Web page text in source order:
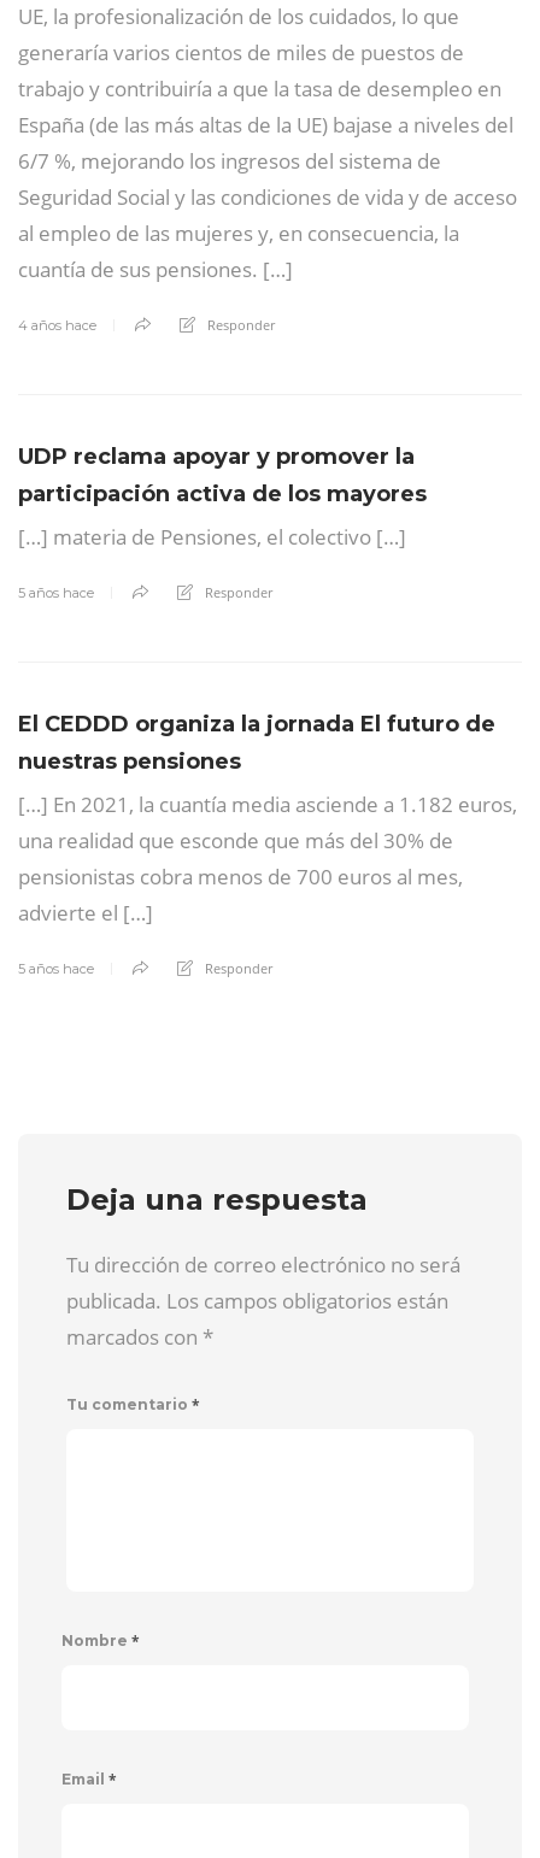
UE, la profesionalización de los cuidados, lo que
generaría varios cientos de miles de puestos de
trabajo y contribuiría a que la tasa de desempleo en
España (de las más altas de la UE) bajase a niveles del
6/7 %, mejorando los ingresos del sistema de
Seguridad Social y las condiciones de vida y de acceso
al empleo de las mujeres y, en consecuencia, la
cuantía de sus pensiones. […]
4 años hace Responder
UDP reclama apoyar y promover la
participación activa de los mayores
[…] materia de Pensiones, el colectivo […]
5 años hace Responder
El CEDDD organiza la jornada El futuro de
nuestras pensiones
[…] En 2021, la cuantía media asciende a 1.182 euros,
una realidad que esconde que más del 30% de
pensionistas cobra menos de 700 euros al mes,
advierte el […]
5 años hace Responder
Deja una respuesta
Tu dirección de correo electrónico no será
publicada. Los campos obligatorios están
marcados con *
Tu comentario *
Nombre *
Email *